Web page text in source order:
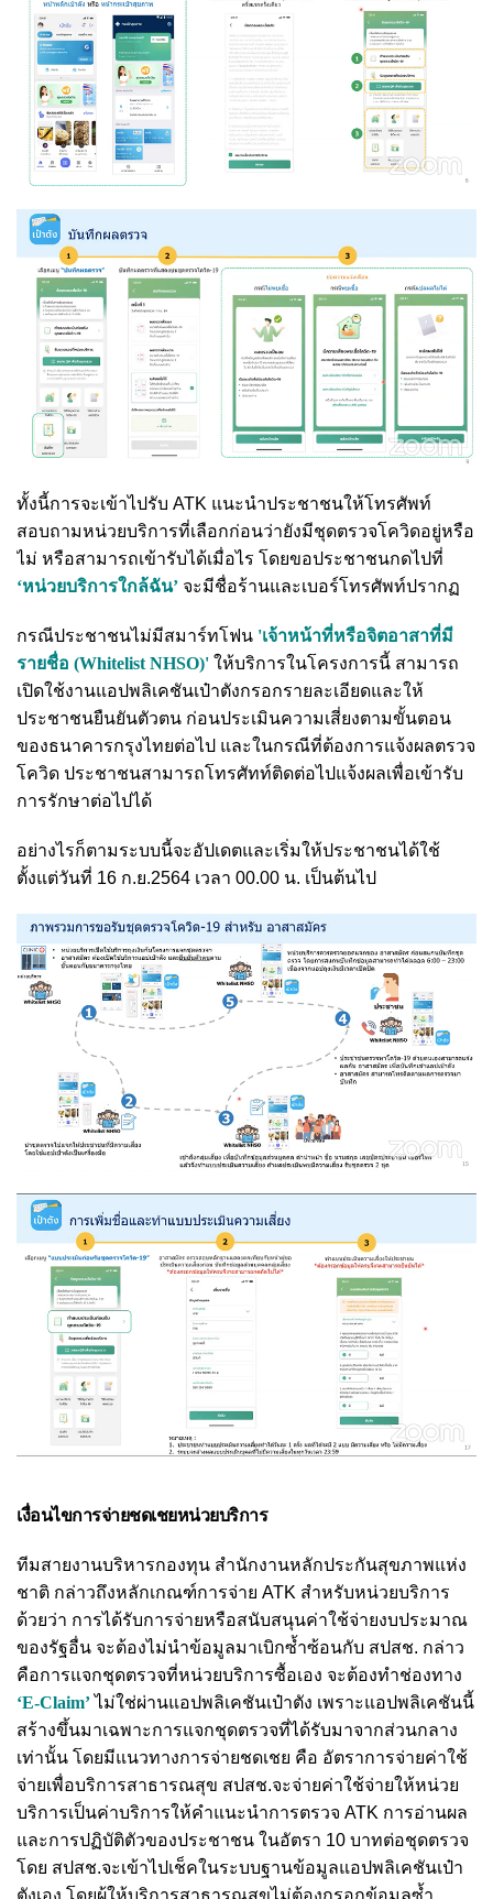
ทั้งนี้การจะเข้าไปรับ ATK แนะนำประชาชนให้โทรศัพท์
สอบถามหน่วยบริการที่เลือกก่อนว่ายังมีชุดตรวจโควิดอยู่หรือ
ไม่ หรือสามารถเข้ารับได้เมื่อไร โดยขอประชาชนกดไปที่
‘หน่วยบริการใกล้ฉัน’ จะมีชื่อร้านและเบอร์โทรศัพท์ปรากฏ
กรณีประชาชนไม่มีสมาร์ทโฟน 'เจ้าหน้าที่หรือจิตอาสาที่มี
รายชื่อ (Whitelist NHSO)' ให้บริการในโครงการนี้ สามารถ
เปิดใช้งานแอปพลิเคชันเป๋าตังกรอกรายละเอียดและให้
ประชาชนยืนยันตัวตน ก่อนประเมินความเสี่ยงตามขั้นตอน
ของธนาคารกรุงไทยต่อไป และในกรณีที่ต้องการแจ้งผลตรวจ
โควิด ประชาชนสามารถโทรศัทท์ติดต่อไปแจ้งผลเพื่อเข้ารับ
การรักษาต่อไปได้
อย่างไรก็ตามระบบนี้จะอัปเดตและเริ่มให้ประชาชนได้ใช้
ตั้งแต่วันที่ 16 ก.ย.2564 เวลา 00.00 น. เป็นต้นไป
เงื่อนไขการจ่ายชดเชยหน่วยบริการ
ทีมสายงานบริหารกองทุน สำนักงานหลักประกันสุขภาพแห่ง
ชาติ กล่าวถึงหลักเกณฑ์การจ่าย ATK สำหรับหน่วยบริการ
ด้วยว่า การได้รับการจ่ายหรือสนับสนุนค่าใช้จ่ายงบประมาณ
ของรัฐอื่น จะต้องไม่นำข้อมูลมาเบิกซ้ำซ้อนกับ สปสช. กล่าว
คือการแจกชุดตรวจที่หน่วยบริการซื้อเอง จะต้องทำช่องทาง
‘E-Claim’ ไม่ใช่ผ่านแอปพลิเคชันเป๋าตัง เพราะแอปพลิเคชันนี้
สร้างขึ้นมาเฉพาะการแจกชุดตรวจที่ได้รับมาจากส่วนกลาง
เท่านั้น โดยมีแนวทางการจ่ายชดเชย คือ อัตราการจ่ายค่าใช้
จ่ายเพื่อบริการสาธารณสุข สปสช.จะจ่ายค่าใช้จ่ายให้หน่วย
บริการเป็นค่าบริการให้คำแนะนำการตรวจ ATK การอ่านผล
และการปฏิบัติตัวของประชาชน ในอัตรา 10 บาทต่อชุดตรวจ
โดย สปสช.จะเข้าไปเช็คในระบบฐานข้อมูลแอปพลิเคชันเป๋า
ตังเอง โดยผู้ให้บริการสาธารณสุขไม่ต้องกรอกข้อมูลซ้ำ